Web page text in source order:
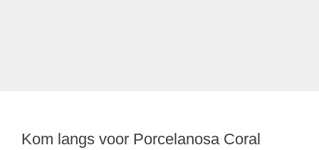
Kom langs voor Porcelanosa Coral